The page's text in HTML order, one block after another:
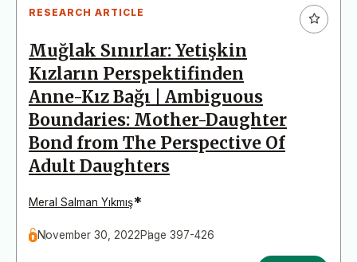
RESEARCH ARTICLE
Muğlak Sınırlar: Yetişkin
Kızların Perspektifinden
Anne-Kız Bağı | Ambiguous
Boundaries: Mother-Daughter
Bond from The Perspective Of
Adult Daughters
Meral Salman Yıkmış*
November 30, 2022Page 397-426